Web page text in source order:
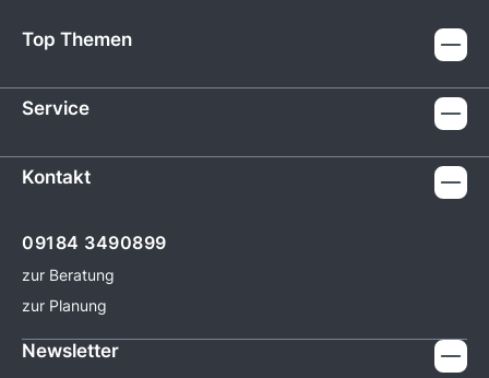
Top Themen
Service
Kontakt
09184 3490899
zur Beratung
zur Planung
Newsletter